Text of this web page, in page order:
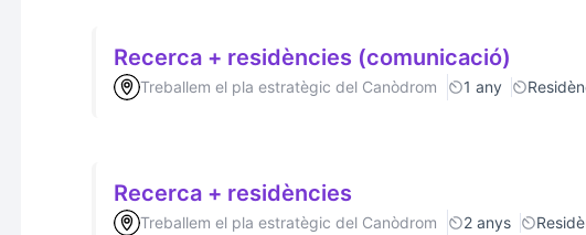
Recerca + residències (comunicació)
Treballem el pla estratègic del Canòdrom 1 any
Recerca + residències
Treballem el pla estratègic del Canòdrom 2 anys